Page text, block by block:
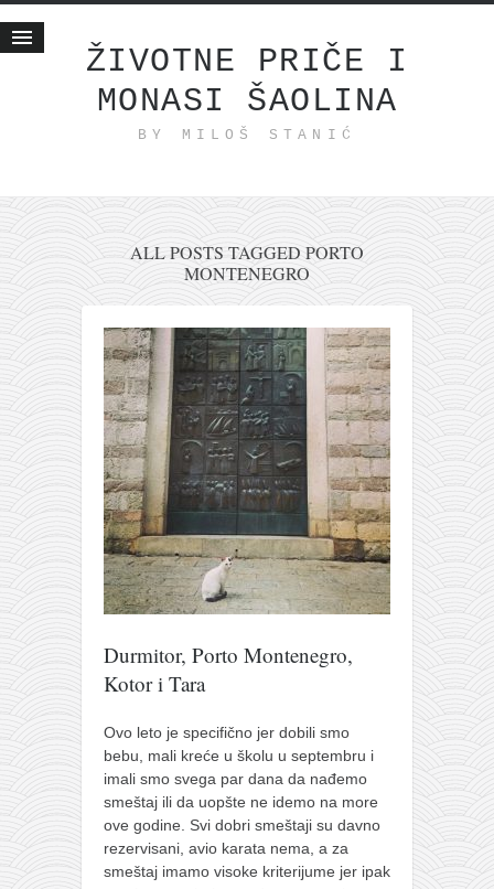
ŽIVOTNE PRIČE I
MONASI ŠAOLINA
BY MILOŠ STANIĆ
Životne priče
internet poslovanje
ishranom do zdravlja
moj haiku
bonus sadržaj
Svetlopis
zakonopravilo
duhovni otac
pravoslavlje
zabranjena istorija
ćirilica
porodične priče
umesto tvitera
kalendar srpski
azbuki i knjige
Okinava karate
najnovije na blogu
moje beleške
istorija karatea
ALL POSTS TAGGED PORTO
MONTENEGRO
Durmitor, Porto Montenegro,
Kotor i Tara
Ovo leto je specifično jer dobili smo
bebu, mali kreće u školu u septembru i
imali smo svega par dana da nađemo
smeštaj ili da uopšte ne idemo na more
ove godine. Svi dobri smeštaji su davno
rezervisani, avio karata nema, a za
smeštaj imamo visoke kriterijume jer ipak